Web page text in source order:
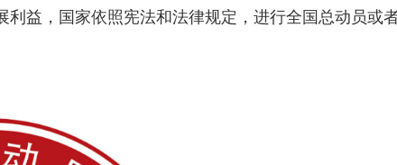
益，国家依照宪法和法律规定，进行全国总动员或